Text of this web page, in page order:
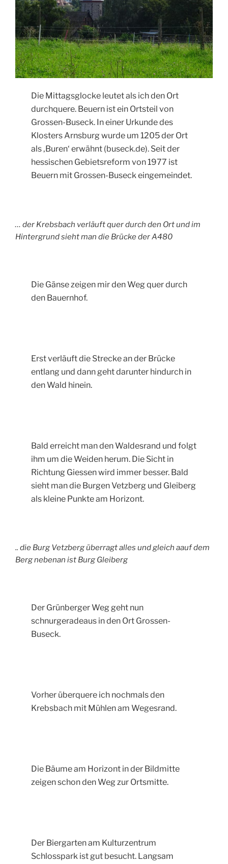
Die Mittagsglocke leutet als ich den Ort
durchquere. Beuern ist ein Ortsteil von
Grossen-Buseck. In einer Urkunde des
Klosters Arnsburg wurde um 1205 der Ort
als ‚Buren‘ erwähnt (buseck.de). Seit der
hessischen Gebietsreform von 1977 ist
Beuern mit Grossen-Buseck eingemeindet.
… der Krebsbach verläuft quer durch den Ort und im
Hintergrund sieht man die Brücke der A480
Die Gänse zeigen mir den Weg quer durch
den Bauernhof.
Erst verläuft die Strecke an der Brücke
entlang und dann geht darunter hindurch in
den Wald hinein.
Bald erreicht man den Waldesrand und folgt
ihm um die Weiden herum. Die Sicht in
Richtung Giessen wird immer besser. Bald
sieht man die Burgen Vetzberg und Gleiberg
als kleine Punkte am Horizont.
.. die Burg Vetzberg überragt alles und gleich aauf dem
Berg nebenan ist Burg Gleiberg
Der Grünberger Weg geht nun
schnurgeradeaus in den Ort Grossen-
Buseck.
Vorher überquere ich nochmals den
Krebsbach mit Mühlen am Wegesrand.
Die Bäume am Horizont in der Bildmitte
zeigen schon den Weg zur Ortsmitte.
Der Biergarten am Kulturzentrum
Schlosspark ist gut besucht. Langsam